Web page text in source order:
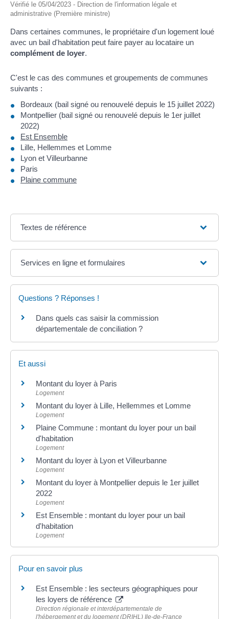
Vérifié le 05/04/2023 - Direction de l'information légale et
administrative (Première ministre)
Dans certaines communes, le propriétaire d'un logement loué
avec un bail d'habitation peut faire payer au locataire un
complément de loyer.
C'est le cas des communes et groupements de communes
suivants :
Bordeaux (bail signé ou renouvelé depuis le 15 juillet 2022)
Montpellier (bail signé ou renouvelé depuis le 1er juillet
2022)
Est Ensemble
Lille, Hellemmes et Lomme
Lyon et Villeurbanne
Paris
Plaine commune
Textes de référence
Services en ligne et formulaires
Questions ? Réponses !
Dans quels cas saisir la commission
départementale de conciliation ?
Et aussi
Montant du loyer à Paris
Logement
Montant du loyer à Lille, Hellemmes et Lomme
Logement
Plaine Commune : montant du loyer pour un bail
d'habitation
Logement
Montant du loyer à Lyon et Villeurbanne
Logement
Montant du loyer à Montpellier depuis le 1er juillet
2022
Logement
Est Ensemble : montant du loyer pour un bail
d'habitation
Logement
Pour en savoir plus
Est Ensemble : les secteurs géographiques pour
les loyers de référence
Direction régionale et interdépartementale de
l'hébergement et du logement (DRIHL) Ile-de-France